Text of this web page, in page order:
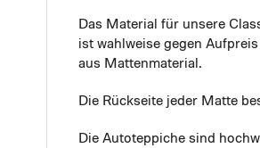
Das Material für unsere
ist wahlweise gegen
aus Mattenmaterial.
Die Rückseite jeder Matte
Die Autoteppiche sind